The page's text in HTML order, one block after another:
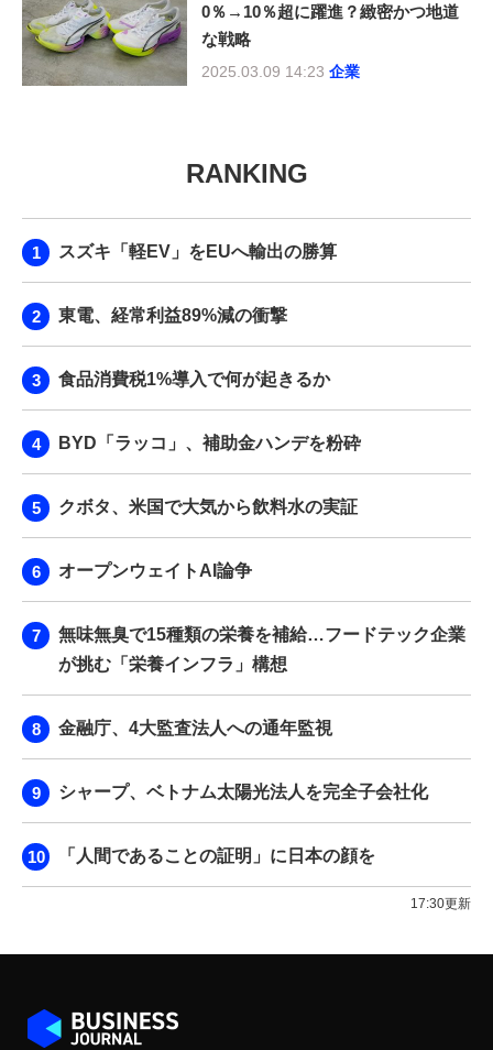
0％→10％超に躍進？緻密かつ地道
な戦略
2025.03.09 14:23 企業
RANKING
スズキ「軽EV」をEUへ輸出の勝算
東電、経常利益89%減の衝撃
食品消費税1%導入で何が起きるか
BYD「ラッコ」、補助金ハンデを粉砕
クボタ、米国で大気から飲料水の実証
オープンウェイトAI論争
無味無臭で15種類の栄養を補給…フードテック企業
が挑む「栄養インフラ」構想
金融庁、4大監査法人への通年監視
シャープ、ベトナム太陽光法人を完全子会社化
「人間であることの証明」に日本の顔を
17:30更新